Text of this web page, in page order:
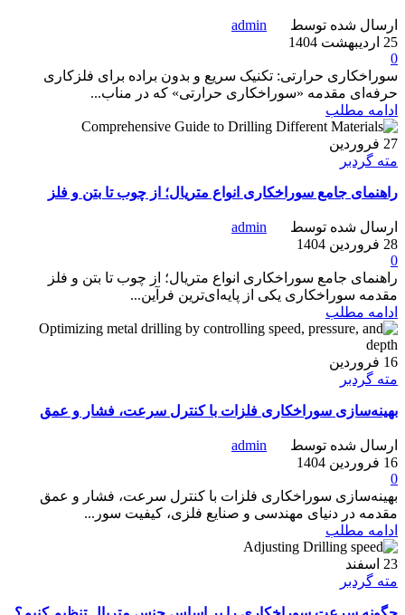
ارسال شده توسط
admin
25 اردیبهشت 1404
0
سوراخکاری حرارتی: تکنیک سریع و بدون براده برای فلزکاری
حرفه‌ای مقدمه «سوراخکاری حرارتی» که در مناب...
ادامه مطلب
27 فروردین
مته گردبر
راهنمای جامع سوراخکاری انواع متریال؛ از چوب تا بتن و فلز
ارسال شده توسط
admin
28 فروردین 1404
0
راهنمای جامع سوراخکاری انواع متریال؛ از چوب تا بتن و فلز
مقدمه سوراخکاری یکی از پایه‌ای‌ترین فرآین...
ادامه مطلب
16 فروردین
مته گردبر
بهینه‌سازی سوراخکاری فلزات با کنترل سرعت، فشار و عمق
ارسال شده توسط
admin
16 فروردین 1404
0
بهینه‌سازی سوراخکاری فلزات با کنترل سرعت، فشار و عمق
مقدمه در دنیای مهندسی و صنایع فلزی، کیفیت سور...
ادامه مطلب
23 اسفند
مته گردبر